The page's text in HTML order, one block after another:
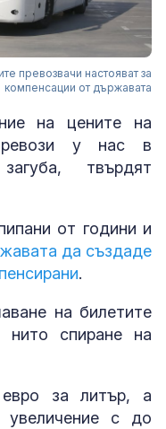
превозвачи настояват за
компенсации от държавата
на цените на
у нас в
твърдят
от години и
да създаде
.
на билетите
нито спиране на
за литър, а
увеличение с до